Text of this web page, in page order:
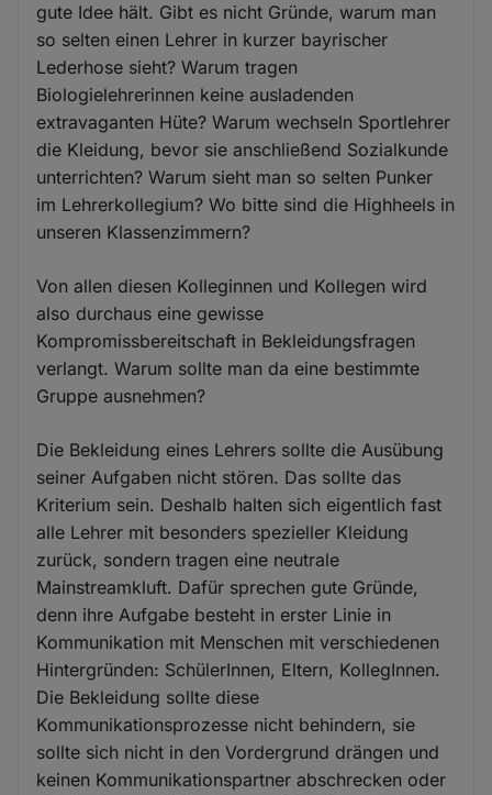
gute Idee hält. Gibt es nicht Gründe, warum man
so selten einen Lehrer in kurzer bayrischer
Lederhose sieht? Warum tragen
Biologielehrerinnen keine ausladenden
extravaganten Hüte? Warum wechseln Sportlehrer
die Kleidung, bevor sie anschließend Sozialkunde
unterrichten? Warum sieht man so selten Punker
im Lehrerkollegium? Wo bitte sind die Highheels in
unseren Klassenzimmern?
Von allen diesen Kolleginnen und Kollegen wird
also durchaus eine gewisse
Kompromissbereitschaft in Bekleidungsfragen
verlangt. Warum sollte man da eine bestimmte
Gruppe ausnehmen?
Die Bekleidung eines Lehrers sollte die Ausübung
seiner Aufgaben nicht stören. Das sollte das
Kriterium sein. Deshalb halten sich eigentlich fast
alle Lehrer mit besonders spezieller Kleidung
zurück, sondern tragen eine neutrale
Mainstreamkluft. Dafür sprechen gute Gründe,
denn ihre Aufgabe besteht in erster Linie in
Kommunikation mit Menschen mit verschiedenen
Hintergründen: SchülerInnen, Eltern, KollegInnen.
Die Bekleidung sollte diese
Kommunikationsprozesse nicht behindern, sie
sollte sich nicht in den Vordergrund drängen und
keinen Kommunikationspartner abschrecken oder